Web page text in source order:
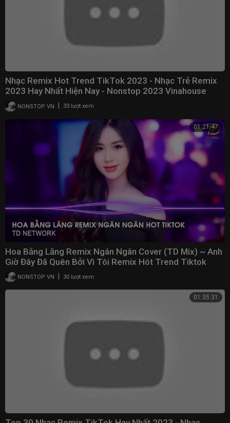
Nhạc Remix Hot Trend TikTok 2023 - Nhạc Trẻ Remix
2023 Hay Nhất Hiện Nay - Nonstop 2023 Vinahouse
NONSTOP VN 33 lượt xem
01:21:47
Hoa Bằng Lăng Remix Ngân Ngân Cover (TD Mix) ~ Anh
Giờ Đây Đã Quên Bởi Vì Tôi Remix Hót Trend Tiktok
NONSTOP VN 30 lượt xem
01:35:31